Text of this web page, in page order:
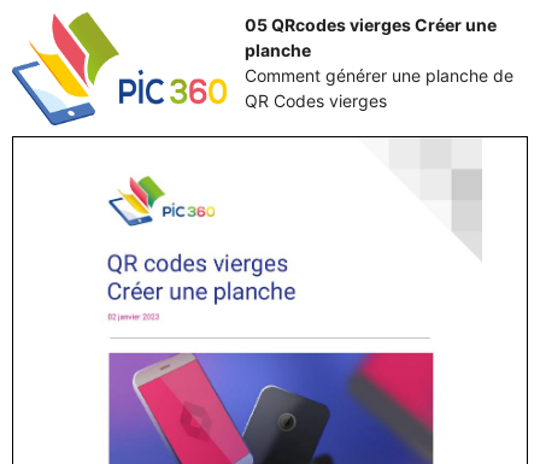
05 QRcodes vierges Créer une
planche
Comment générer une planche de
QR Codes vierges